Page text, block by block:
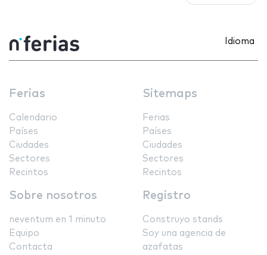
Idioma
Ferias
Calendario
Países
Ciudades
Sectores
Recintos
Sitemaps
Ferias
Países
Ciudades
Sectores
Recintos
Sobre nosotros
neventum en 1 minuto
Equipo
Contacta
Registro
Construyo stands
Soy una agencia de
azafatas